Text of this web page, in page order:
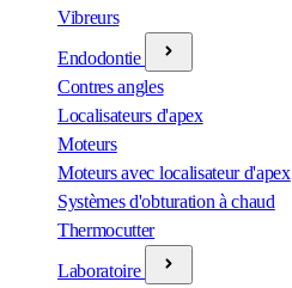
Vibreurs
Endodontie
Contres angles
Localisateurs d'apex
Moteurs
Moteurs avec localisateur d'apex
Systèmes d'obturation à chaud
Thermocutter
Laboratoire